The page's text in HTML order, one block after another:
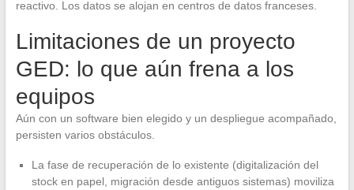
reactivo. Los datos se alojan en centros de datos franceses.
Limitaciones de un proyecto
GED: lo que aún frena a los
equipos
Aún con un software bien elegido y un despliegue acompañado,
persisten varios obstáculos.
La fase de recuperación de lo existente (digitalización del
stock en papel, migración desde antiguos sistemas) moviliza